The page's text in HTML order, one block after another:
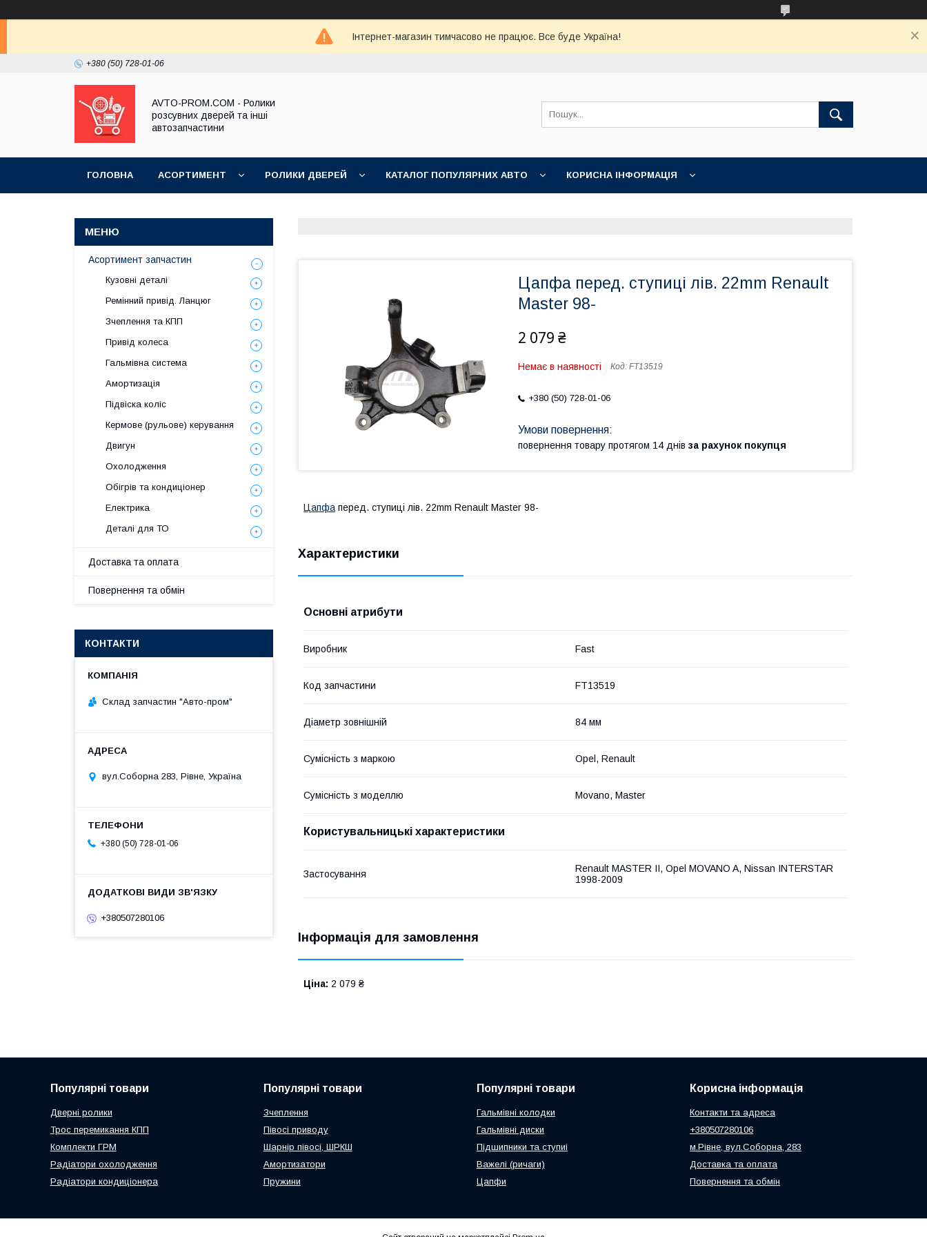
Інтернет-магазин тимчасово не працює. Все буде Україна!
+380 (50) 728-01-06
AVTO-PROM.COM - Ролики
розсувних дверей та інші
автозапчастини
ГОЛОВНА АСОРТИМЕНТ РОЛИКИ ДВЕРЕЙ КАТАЛОГ ПОПУЛЯРНИХ АВТО КОРИСНА ІНФОРМАЦІЯ
Цапфа перед. ступиці лів. 22mm Renault
Master 98-
2 079 ₴
Немає в наявності Код: FT13519
+380 (50) 728-01-06
повернення товару протягом 14 днів за рахунок покупця
Цапфаперед. ступиці лів. 22mm Renault Master 98-
Характеристики
Основні атрибути
Виробник Fast
Код запчастини FT13519
Діаметр зовнішній 84 мм
Сумісність з маркою Opel, Renault
Сумісність з моделлю Movano, Master
Користувальницькі характеристики
Застосування
Renault MASTER II, Opel MOVANO A, Nissan INTERSTAR
1998-2009
Інформація для замовлення
Ціна: 2 079 ₴
Асортимент запчастин
Кузовні деталі
Ремінний привід. Ланцюг
Зчеплення та КПП
Привід колеса
Гальмівна система
Амортизація
Підвіска коліс
Кермове (рульове) керування
Двигун
Охолодження
Обігрів та кондиціонер
Електрика
Деталі для ТО
Доставка та оплата
Повернення та обмін
КОНТАКТИ
Склад запчастин "Авто-пром"
вул.Соборна 283, Рівне, Україна
+380 (50) 728-01-06
+380507280106
Популярні товари
Дверні ролики
Трос перемикання КПП
Комплекти ГРМ
Радіатори охолодження
Радіатори кондиціонера
Популярні товари
Зчеплення
Півосі приводу
Шарнір півосі, ШРКШ
Амортизатори
Пружини
Популярні товари
Гальмівні колодки
Гальмівні диски
Підшипники та ступиі
Важелі (ричаги)
Цапфи
Корисна інформація
Контакти та адреса
+380507280106
м.Рівне, вул.Соборна, 283
Доставка та оплата
Повернення та обмін